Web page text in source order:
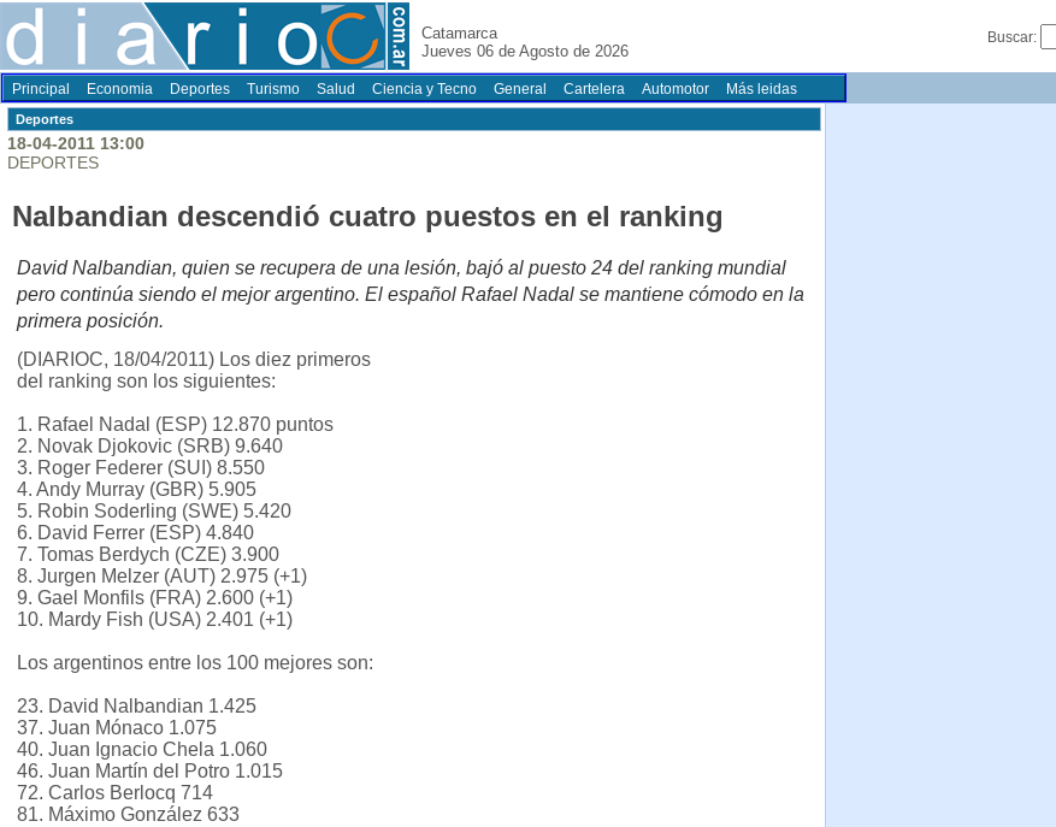
Catamarca
Jueves 06 de Agosto de 2026
Buscar:
Principal Economia Deportes Turismo Salud Ciencia y Tecno General Cartelera Automotor Más leidas
Deportes
18-04-2011 13:00
DEPORTES
Nalbandian descendió cuatro puestos en el ranking
David Nalbandian, quien se recupera de una lesión, bajó al puesto 24 del ranking mundial
pero continúa siendo el mejor argentino. El español Rafael Nadal se mantiene cómodo en la
primera posición.
(DIARIOC, 18/04/2011) Los diez primeros
del ranking son los siguientes:
1. Rafael Nadal (ESP) 12.870 puntos
2. Novak Djokovic (SRB) 9.640
3. Roger Federer (SUI) 8.550
4. Andy Murray (GBR) 5.905
5. Robin Soderling (SWE) 5.420
6. David Ferrer (ESP) 4.840
7. Tomas Berdych (CZE) 3.900
8. Jurgen Melzer (AUT) 2.975 (+1)
9. Gael Monfils (FRA) 2.600 (+1)
10. Mardy Fish (USA) 2.401 (+1)
Los argentinos entre los 100 mejores son:
23. David Nalbandian 1.425
37. Juan Mónaco 1.075
40. Juan Ignacio Chela 1.060
46. Juan Martín del Potro 1.015
72. Carlos Berlocq 714
81. Máximo González 633